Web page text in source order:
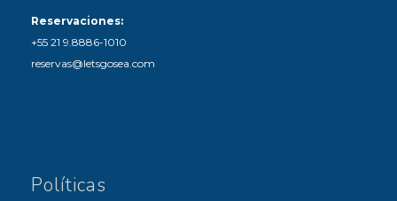
Reservaciones:
+55 21 9.8886-1010
reservas@letsgosea.com
Políticas